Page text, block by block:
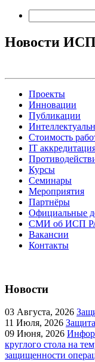
Новости
Проекты
Инновации
Публикации
Стоимость
IT
Курсы
Семинары
Мероприятия
Партнёры
Официальные
СМИ об ИСП
Вакансии
Контакты
Новости
03 Августа, 2026
11 Июля, 2026
09 Июня, 2026
круглого стола на
защищенности